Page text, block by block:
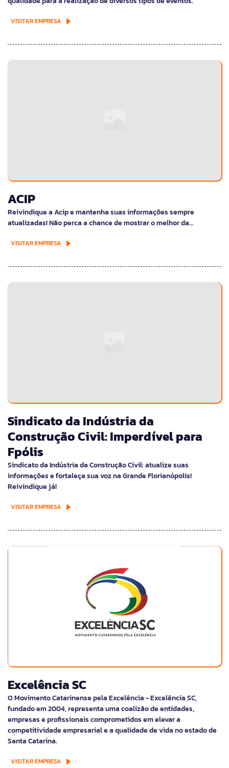
VISITAR EMPRESA
ACIP
Reivindique a Acip e mantenha suas informações sempre
atualizadas! Não perca a chance de mostrar o melhor da…
VISITAR EMPRESA
Sindicato da Indústria da
Construção Civil: Imperdível para
Fpólis
Sindicato da Indústria da Construção Civil: atualize suas
informações e fortaleça sua voz na Grande Florianópolis!
Reivindique já!
VISITAR EMPRESA
Excelência SC
O Movimento Catarinense pela Excelência - Excelência SC,
fundado em 2004, representa uma coalizão de entidades,
empresas e profissionais comprometidos em elevar a
competitividade empresarial e a qualidade de vida no estado de
Santa Catarina.
VISITAR EMPRESA